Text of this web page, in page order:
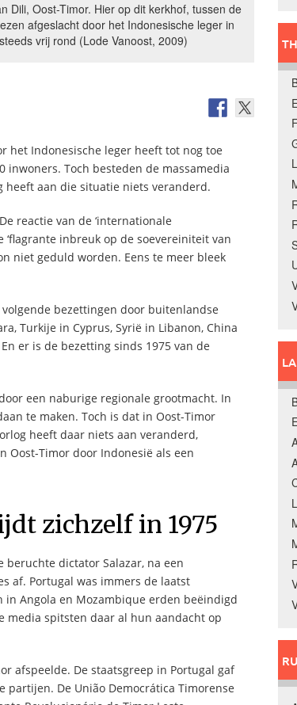
Dili, Oost-Timor. Hier op dit kerkhof, tussen de
afgeslacht door het Indonesische leger in
vrij rond (Lode Vanoost, 2009)
het Indonesische leger heeft tot nog toe
inwoners. Toch besteden de massamedia
heeft aan die situatie niets veranderd.
reactie van de ‘internationale
‘flagrante inbreuk op de soevereiniteit van
niet geduld worden. Eens te meer bleek
bezettingen door buitenlandse
Turkije in Cyprus, Syrië in Libanon, China
er is de bezetting sinds 1975 van de
een naburige regionale grootmacht. In
te maken. Toch is dat in Oost-Timor
heeft daar niets aan veranderd,
Oost-Timor door Indonesië als een
zichzelf in 1975
beruchte dictator Salazar, na een
af. Portugal was immers de laatst
Angola en Mozambique erden beëindigd
media spitsten daar al hun aandacht op
afspeelde. De staatsgreep in Portugal gaf
De União Democrática Timorense